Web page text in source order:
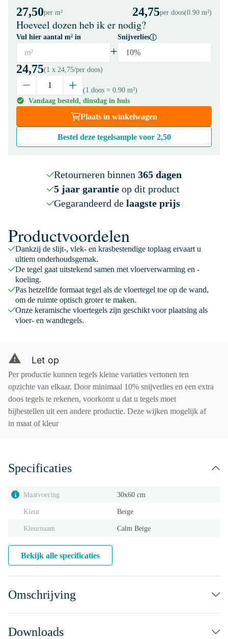
27,50per m² 24,75per doos(0.90 m²)
Hoeveel dozen heb ik er nodig?
Vul hier aantal m² in
m² +
Snijverlies
10%
24,75(1 x 24,75/per doos)
(1 doos = 0.90 m²)
Vandaag besteld, dinsdag in huis
Plaats in winkelwagen
Bestel deze tegelsample voor 2,50
Retourneren binnen 365 dagen
5 jaar garantieop dit product
Gegarandeerd de laagste prijs
Productvoordelen
Dankzij de slijt-, vlek- en krasbestendige toplaag ervaart u
ultiem onderhoudsgemak.
De tegel gaat uitstekend samen met vloerverwarming en -
koeling.
Pas hetzelfde formaat tegel als de vloertegel toe op de wand,
om de ruimte optisch groter te maken.
Onze keramische vloertegels zijn geschikt voor plaatsing als
vloer- en wandtegels.
Let op
Per productie kunnen tegels kleine variaties vertonen ten
opzichte van elkaar. Door minimaal 10% snijverlies en een extra
doos tegels te rekenen, voorkomt u dat u tegels moet
bijbestellen uit een andere productie. Deze wijken mogelijk af
in maat of kleur
Specificaties
i Maatvoering 30x60 cm
Kleur Beige
Kleurnaam Calm Beige
Bekijk alle specificaties
Omschrijving
Downloads